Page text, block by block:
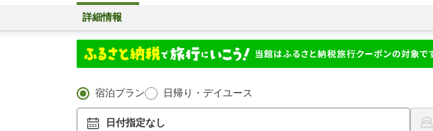
詳細情報
宿泊プラン 日帰り・デイユース
日付指定なし